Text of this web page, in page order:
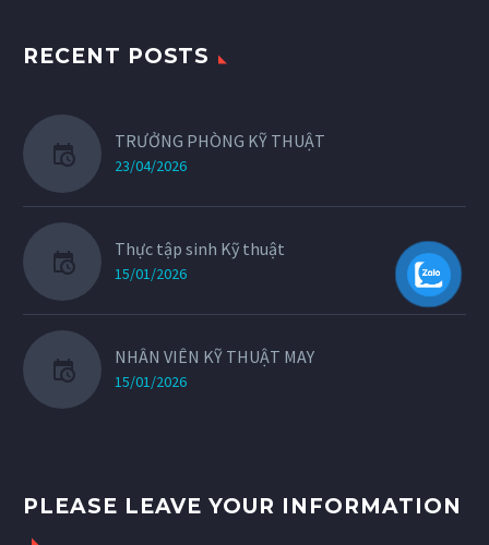
RECENT POSTS
TRƯỞNG PHÒNG KỸ THUẬT
23/04/2026
Thực tập sinh Kỹ thuật
15/01/2026
NHÂN VIÊN KỸ THUẬT MAY
15/01/2026
PLEASE LEAVE YOUR INFORMATION